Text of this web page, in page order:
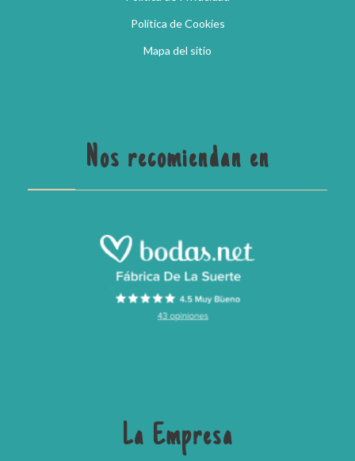
Política de Cookies
Mapa del sitio
Nos recomiendan en
La Empresa